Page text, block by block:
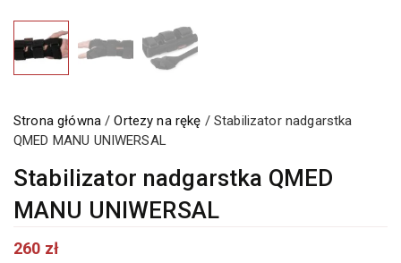
Strona główna/Ortezy na rękę / Stabilizator nadgarstka
QMED MANU UNIWERSAL
Stabilizator nadgarstka QMED
MANU UNIWERSAL
260 zł